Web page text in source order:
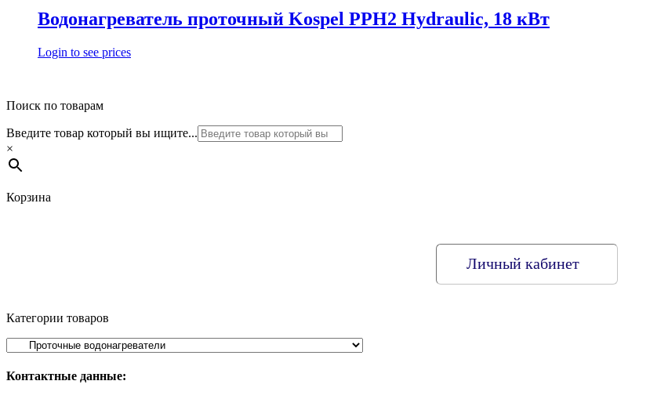
Водонагреватель проточный Kospel PPH2 Hydraulic, 18 кВт
Login to see prices
Поиск по товарам
Введите товар который вы ищите...
×
Корзина
Личный кабинет
Категории товаров
Контактные данные: